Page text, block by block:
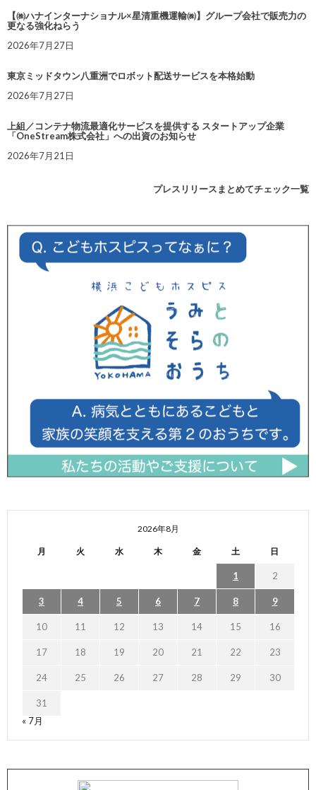
【㈱ハナインターナショナル×星清重機運輸㈱】グループ会社で販売力の
更なる強化ねらう
2026年7月27日
東京ミッドタウン八重洲でロボット配送サービスを本格始動
2026年7月27日
上組／コンテナ物流最適化サービスを提供する スタートアップ企業
「OneStream株式会社」への出資のお知らせ
2026年7月21日
プレスリリースまとめてチェック一覧
2026年8月
月 火 水 木 金 土 日
1 2
3 4 5 6 7 8 9
10 11 12 13 14 15 16
17 18 19 20 21 22 23
24 25 26 27 28 29 30
31
« 7月